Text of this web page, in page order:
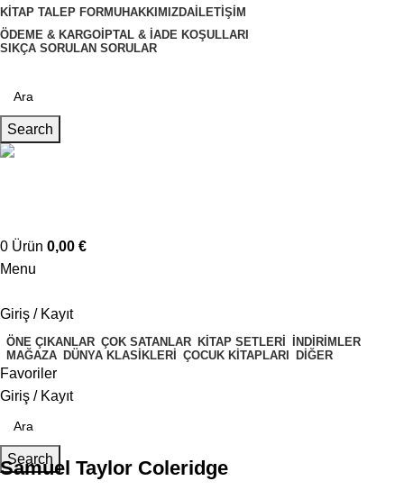
KITAP TALEP FORMUHAKKIMIZDA İLETIŞIM
ÖDEME & KARGO İPTAL & İADE KOŞULLARI
SIKÇA SORULAN SORULAR
Search
0 Ürün 0,00 €
Menu
Giriş / Kayıt
ÖNE ÇIKANLAR ÇOK SATANLAR KITAP SETLERI İNDIRIMLER
MAĞAZA DÜNYA KLASIKLERI ÇOCUK KITAPLARI DIĞER
Favoriler
Giriş / Kayıt
Search
Samuel Taylor Coleridge